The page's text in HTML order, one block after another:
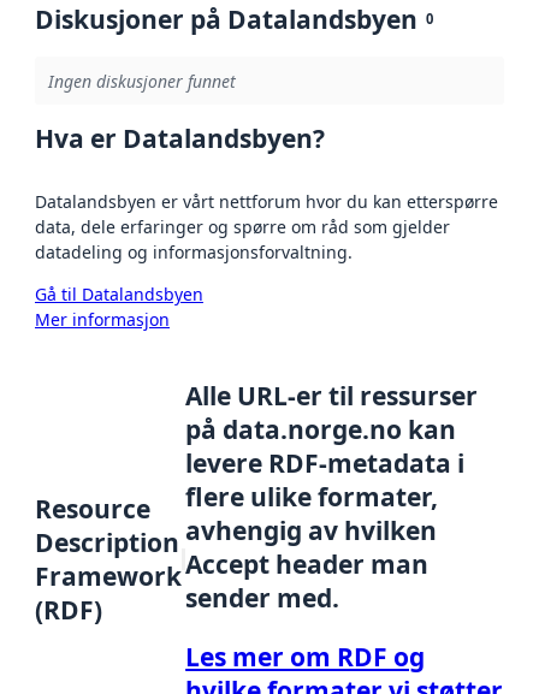
Diskusjoner på Datalandsbyen 0
Ingen diskusjoner funnet
Hva er Datalandsbyen?
Datalandsbyen er vårt nettforum hvor du kan etterspørre
data, dele erfaringer og spørre om råd som gjelder
datadeling og informasjonsforvaltning.
Gå til Datalandsbyen
Mer informasjon
Resource
Description
Framework
(RDF)
Alle URL-er til ressurser
på data.norge.no kan
levere RDF-metadata i
flere ulike formater,
avhengig av hvilken
Accept header man
sender med.
Les mer om RDF og